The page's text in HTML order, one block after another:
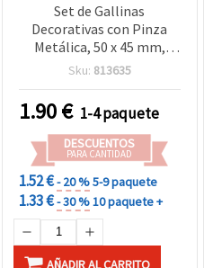
Set de Gallinas
Decorativas con Pinza
Metálica, 50 x 45 mm,
colores mixtos - 6 piezas
Sku: 813635
1.90€ 1-4 paquete
DESCUENTOS
PARA CANTIDAD
1.52 €- 20 %5-9 paquete
1.33 €- 30 %10 paquete +
AÑADIR AL CARRITO